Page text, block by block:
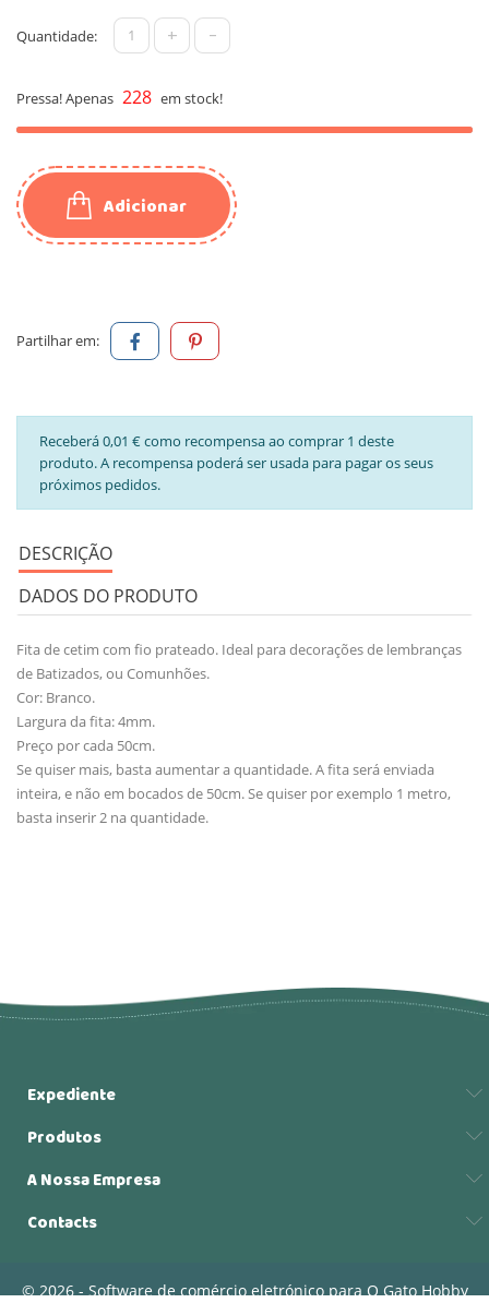
Quantidade: + -
Pressa! Apenas 228 em stock!
Adicionar
Partilhar em:
Receberá 0,01 € como recompensa ao comprar 1 deste
produto. A recompensa poderá ser usada para pagar os seus
próximos pedidos.
DESCRIÇÃO
DADOS DO PRODUTO
Fita de cetim com fio prateado. Ideal para decorações de lembranças
de Batizados, ou Comunhões.
Cor: Branco.
Largura da fita: 4mm.
Preço por cada 50cm.
Se quiser mais, basta aumentar a quantidade. A fita será enviada
inteira, e não em bocados de 50cm. Se quiser por exemplo 1 metro,
basta inserir 2 na quantidade.
Expediente
Produtos
A Nossa Empresa
Contacts
© 2026 - Software de comércio eletrónico para O Gato Hobby